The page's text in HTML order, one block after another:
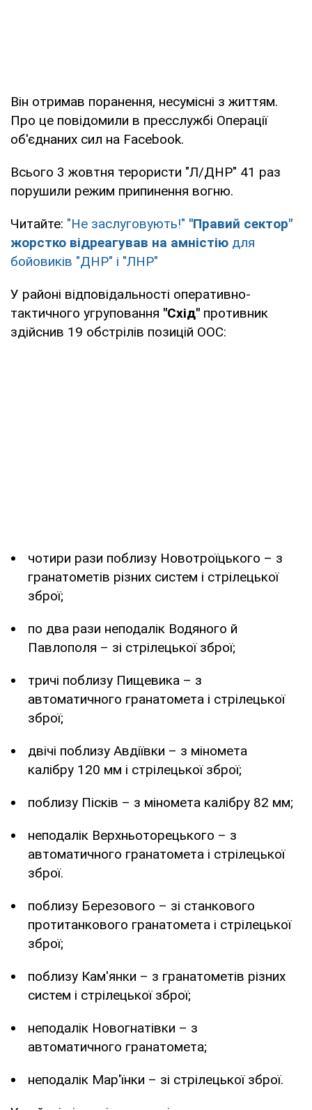
Він отримав поранення, несумісні з життям.
Про це повідомили в пресслужбі Операції
об'єднаних сил на Facebook.
Всього 3 жовтня терористи "Л/ДНР" 41 раз
порушили режим припинення вогню.
Читайте: "Не заслуговують!" "Правий сектор"
жорстко відреагував на амністію для
бойовиків "ДНР" і "ЛНР"
У районі відповідальності оперативно-
тактичного угруповання "Схід" противник
здійснив 19 обстрілів позицій ООС:
чотири рази поблизу Новотроїцького – з
гранатометів різних систем і стрілецької
зброї;
по два рази неподалік Водяного й
Павлополя – зі стрілецької зброї;
тричі поблизу Пищевика – з
автоматичного гранатомета і стрілецької
зброї;
двічі поблизу Авдіївки – з міномета
калібру 120 мм і стрілецької зброї;
поблизу Пісків – з міномета калібру 82 мм;
неподалік Верхньоторецького – з
автоматичного гранатомета і стрілецької
зброї.
поблизу Березового – зі станкового
протитанкового гранатомета і стрілецької
зброї;
поблизу Кам'янки – з гранатометів різних
систем і стрілецької зброї;
неподалік Новогнатівки – з
автоматичного гранатомета;
неподалік Мар'їнки – зі стрілецької зброї.